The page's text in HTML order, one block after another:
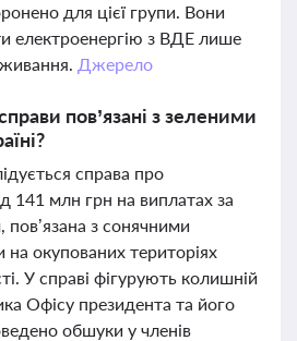
для цієї групи. Вони
електроенергію з ВДЕ лише
Джерело
пов’язані з зеленими
справа про
141 млн грн на виплатах за
з сонячними
на окупованих територіях
У справі фігурують колишній
Офісу президента та його
обшуки у членів